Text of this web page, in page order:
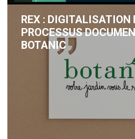
REX : DIGITALISATION
PROCESSUS
BOTANIC